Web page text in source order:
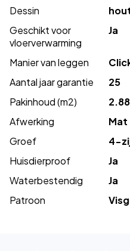
Dessin
Geschikt voor
vloerverwarming
Ja
Manier van leggen
Aantal jaar garantie
25
Pakinhoud (m2)
2.88
Afwerking
Mat
Groef
4-
Huisdierproof
Ja
Waterbestendig
Ja
Patroon